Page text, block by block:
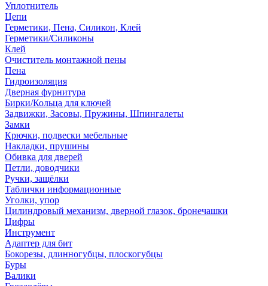
Уплотнитель
Цепи
Герметики, Пена, Силикон, Клей
Герметики/Силиконы
Клей
Очиститель монтажной пены
Пена
Гидроизоляция
Дверная фурнитура
Бирки/Кольца для ключей
Задвижки, Засовы, Пружины, Шпингалеты
Замки
Крючки, подвески мебельные
Накладки, прушины
Обивка для дверей
Петли, доводчики
Ручки, защёлки
Таблички информационные
Уголки, упор
Цилиндровый механизм, дверной глазок, бронечашки
Цифры
Инструмент
Адаптер для бит
Бокорезы, длинногубцы, плоскогубцы
Буры
Валики